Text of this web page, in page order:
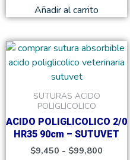
Añadir al carritoelegir
la
página
SUTURAS ACIDO
POLIGLICOLICO
ACIDO POLIGLICOLICO 2/0
HR35 90cm – SUTUVET
$9,450 - $99,800
Rango
de
precios:
Este
producto
múltiples
Las
opciones
se